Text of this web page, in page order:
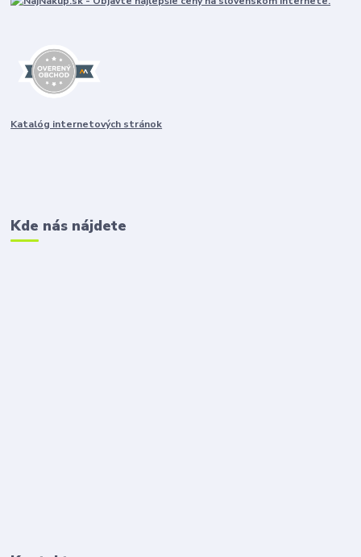
Katalóg internetových stránok
Kde nás nájdete